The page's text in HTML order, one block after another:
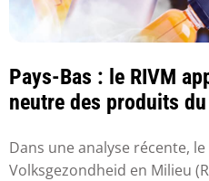
Pays-Bas : le RIVM
neutre des produits
Dans une analyse récente,
Volksgezondheid en Milieu